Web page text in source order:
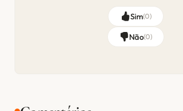
Sim(0)
Não(0)